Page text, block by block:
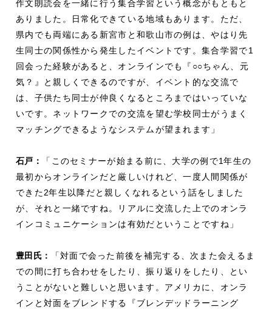
作文朗読会を一緒に行う集合学習という概念がもともと
ありました。日常化できている地域もあります。ただ、
県内でも両端にある新宮市と和歌山市の例は、やはり先
生同士の関係性から発生したイベントです。集合学習で1
回会った経験があると、オンラインでも『 ○○ちゃん、元
気？』と親しくできるのですが、イベント的な交流で
は、子供たち同士が仲良くなるところまではいっていな
いです。ネットワークでの交流を望む学校同士がうまく
マッチングできるようなシステムが望まれます」
石戸： 「このセミナーが始まる前に、大学の例で1年生の
最初からオンラインだと厳しいけれど、一度人間関係が
できた2年生以降だと親しくなれるという話をしました
が、それと一緒ですね。リアルに交流した上でのオンラ
インコミュニケーションは有効だということですね」
豊田氏：
「対面で会った前後を補完する、次また会えるま
での間に打ち合わせをしたり、振り返りをしたり、とい
うことがないと難しいと思います。アメリカに、オンラ
インと対面をブレンドする『ブレンデッドラーニング